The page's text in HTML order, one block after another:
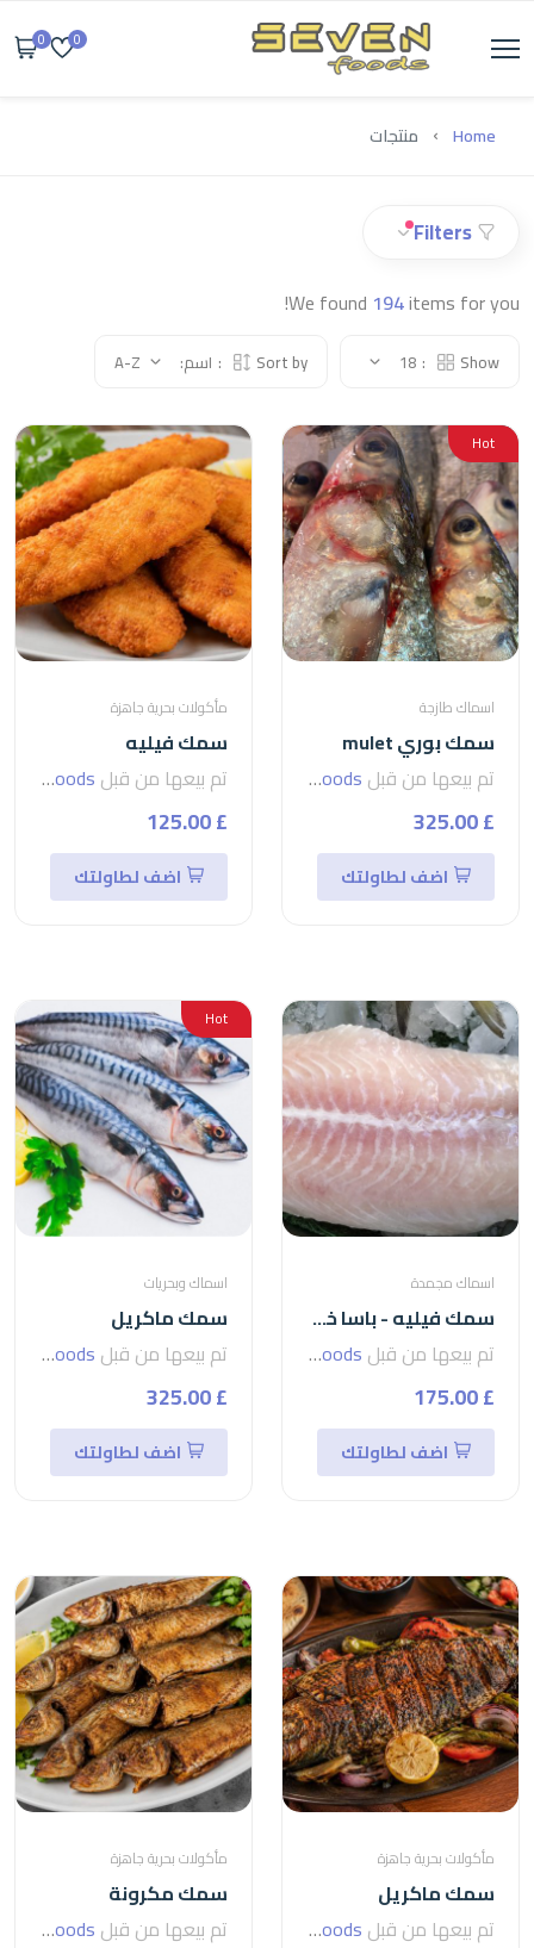
0
0
Home منتجات
Filters
We found 194items for you!
Show:
18
Sort by: اسم: A-Z
Hot
اسماك طازجة
سمك بوري mulet
تم بيعها من قبل seven foods
£ 325.00
اضف لطاولتك
مأكولات بحرية جاهزة
سمك فيليه
تم بيعها من قبل seven foods
£ 125.00
اضف لطاولتك
اسماك مجمدة
سمك فيليه - باسا خمسات اعلى تصفية فيتنامي
تم بيعها من قبل seven foods
£ 175.00
اضف لطاولتك
Hot
اسماك وبحريات
سمك ماكريل
تم بيعها من قبل seven foods
£ 325.00
اضف لطاولتك
مأكولات بحرية جاهزة
سمك ماكريل
تم بيعها من قبل seven foods
مأكولات بحرية جاهزة
سمك مكرونة
تم بيعها من قبل seven foods